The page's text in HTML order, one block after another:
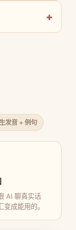
发音 + 例句
AI 聊真实话
成能用的。